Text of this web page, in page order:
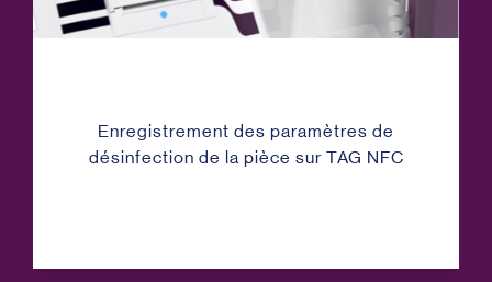
Enregistrement des paramètres de
désinfection de la pièce sur TAG NFC